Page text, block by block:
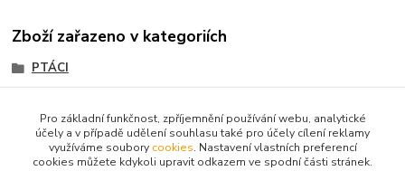
Zboží zařazeno v kategoriích
PTÁCI
Pro základní funkčnost, zpříjemnění používání webu, analytické
účely a v případě udělení souhlasu také pro účely cílení reklamy
využíváme soubory cookies. Nastavení vlastních preferencí
cookies můžete kdykoli upravit odkazem ve spodní části stránek.